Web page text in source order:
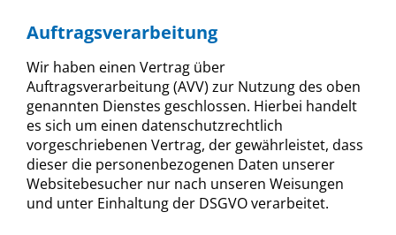
Auftragsverarbeitung
Wir haben einen Vertrag über
Auftragsverarbeitung (AVV) zur Nutzung des oben
genannten Dienstes geschlossen. Hierbei handelt
es sich um einen datenschutzrechtlich
vorgeschriebenen Vertrag, der gewährleistet, dass
dieser die personenbezogenen Daten unserer
Websitebesucher nur nach unseren Weisungen
und unter Einhaltung der DSGVO verarbeitet.